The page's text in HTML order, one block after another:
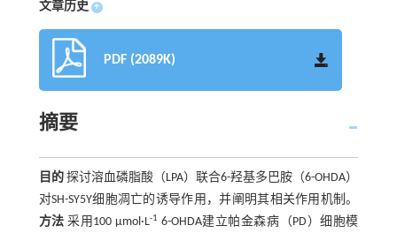
文章历史 +
PDF (2089K)
摘要
目的探讨溶血磷脂酸（LPA）联合6-羟基多巴胺（6-OHDA）
对SH-SY5Y细胞凋亡的诱导作用，并阐明其相关作用机制。
方法 采用100 μmol·L-1 6-OHDA建立帕金森病（PD）细胞模